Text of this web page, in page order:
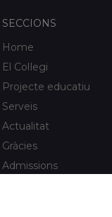
SECCIONS
Home
El Col·legi
Projecte educatiu
Serveis
Actualitat
Gràcies
Admissions